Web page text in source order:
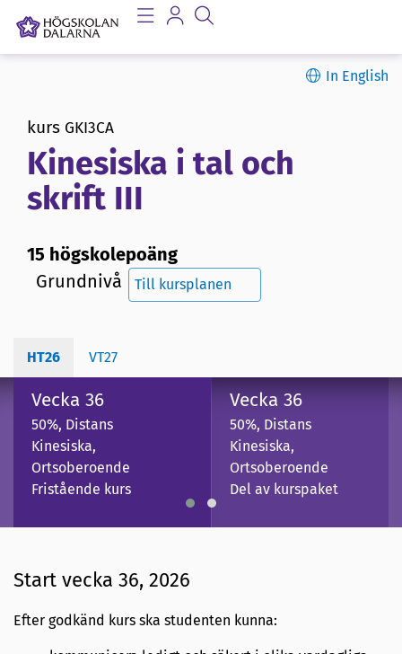
In English
kurs GKI3CA
Kinesiska i tal och
skrift III
15 högskolepoäng
Grundnivå
Till kursplanen
HT26 VT27
Vecka 36
50%, Distans
Kinesiska,
Ortsoberoende
Fristående kurs
Vecka 36
50%, Distans
Kinesiska,
Ortsoberoende
Del av kurspaket
Start vecka 36, 2026
Efter godkänd kurs ska studenten kunna: